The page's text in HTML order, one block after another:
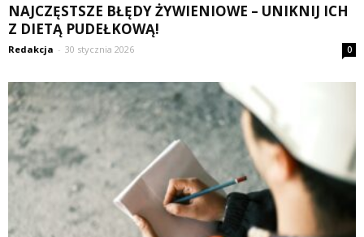
NAJCZĘSTSZE BŁĘDY ŻYWIENIOWE – UNIKNIJ ICH
Z DIETĄ PUDEŁKOWĄ!
Redakcja - 30 stycznia 2026 0